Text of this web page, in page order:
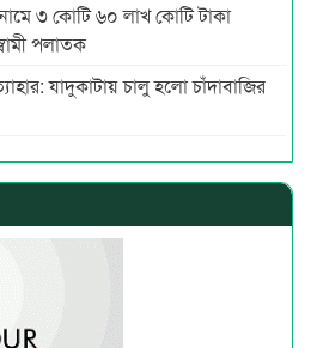
৩ কোটি ৬০ লাখ কোটি টাকা
পলাতক
যাদুকাটায় চালু হলো চাঁদাবাজির